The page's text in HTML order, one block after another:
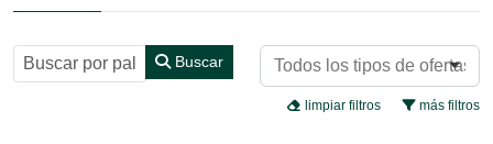
Buscar
más filtros
limpiar filtros